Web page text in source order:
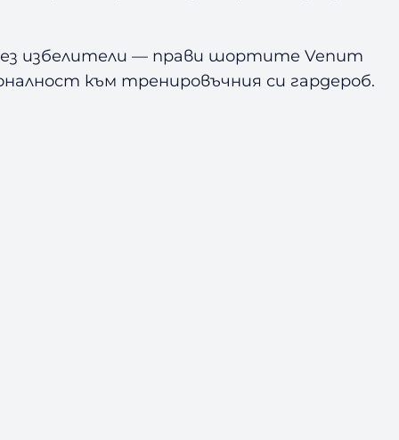
избелители — прави шортите Venum
към тренировъчния си гардероб.